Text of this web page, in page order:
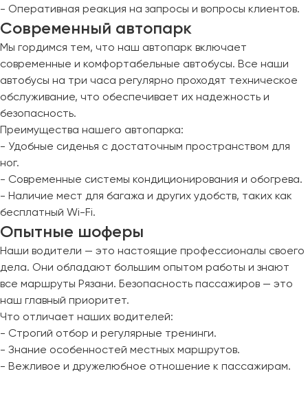
- Оперативная реакция на запросы и вопросы клиентов.
Современный автопарк
Мы гордимся тем, что наш автопарк включает
современные и комфортабельные автобусы. Все наши
автобусы на три часа регулярно проходят техническое
обслуживание, что обеспечивает их надежность и
безопасность.
Преимущества нашего автопарка:
- Удобные сиденья с достаточным пространством для
ног.
- Современные системы кондиционирования и обогрева.
- Наличие мест для багажа и других удобств, таких как
бесплатный Wi-Fi.
Опытные шоферы
Наши водители — это настоящие профессионалы своего
дела. Они обладают большим опытом работы и знают
все маршруты Рязани. Безопасность пассажиров — это
наш главный приоритет.
Что отличает наших водителей:
- Строгий отбор и регулярные тренинги.
- Знание особенностей местных маршрутов.
- Вежливое и дружелюбное отношение к пассажирам.